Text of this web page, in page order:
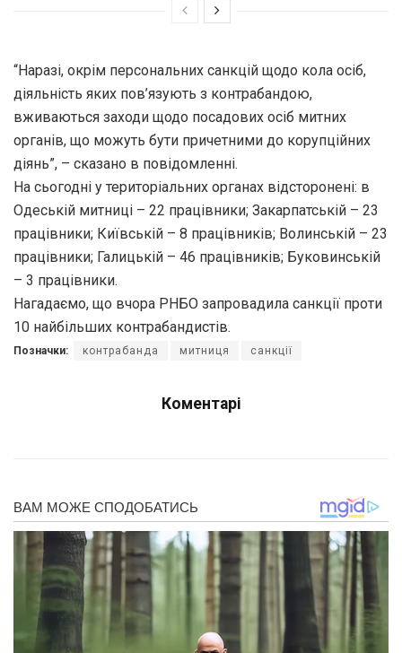
“Наразі, окрім персональних санкцій щодо кола осіб,
діяльність яких пов’язують з контрабандою,
вживаються заходи щодо посадових осіб митних
органів, що можуть бути причетними до корупційних
діянь”, – сказано в повідомленні.
На сьогодні у територіальних органах відсторонені: в
Одеській митниці – 22 працівники; Закарпатській – 23
працівники; Київській – 8 працівників; Волинській – 23
працівники; Галицькій – 46 працівників; Буковинській
– 3 працівники.
Нагадаємо, що вчора РНБО запровадила санкції проти
10 найбільших контрабандистів.
Позначки: контрабанда митниця санкції
Коментарі